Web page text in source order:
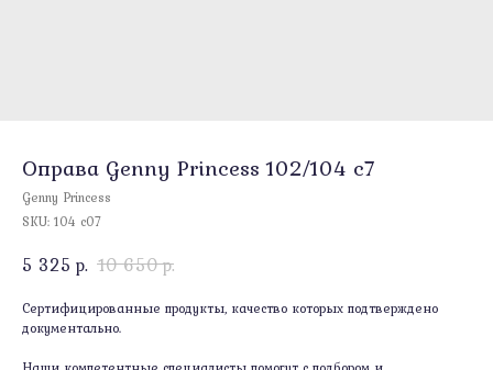
Оправа Genny Princess 102/104 c7
Genny Princess
SKU: 104 c07
5 325 р. 10 650р.
Сертифицированные продукты, качество которых подтверждено
документально.